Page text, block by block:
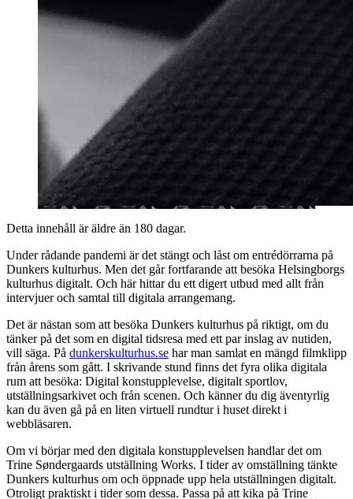
Detta innehåll är äldre än 180 dagar.
Under rådande pandemi är det stängt och låst om entrédörrarna på
Dunkers kulturhus. Men det går fortfarande att besöka Helsingborgs
kulturhus digitalt. Och här hittar du ett digert utbud med allt från
intervjuer och samtal till digitala arrangemang.
Det är nästan som att besöka Dunkers kulturhus på riktigt, om du
tänker på det som en digital tidsresa med ett par inslag av nutiden,
vill säga. På dunkerskulturhus.se har man samlat en mängd filmklipp
från årens som gått. I skrivande stund finns det fyra olika digitala
rum att besöka: Digital konstupplevelse, digitalt sportlov,
utställningsarkivet och från scenen. Och känner du dig äventyrlig
kan du även gå på en liten virtuell rundtur i huset direkt i
webbläsaren.
Om vi börjar med den digitala konstupplevelsen handlar det om
Trine Søndergaards utställning Works. I tider av omställning tänkte
Dunkers kulturhus om och öppnade upp hela utställningen digitalt.
Otroligt praktiskt i tider som dessa. Passa på att kika på Trine